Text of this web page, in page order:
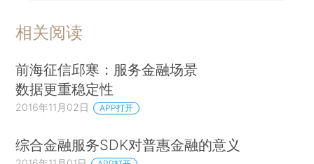
相关阅读
前海征信邱寒：服务金融场景
数据更重稳定性
2016年11月02日 APP打开
综合金融服务SDK对普惠金融的意义